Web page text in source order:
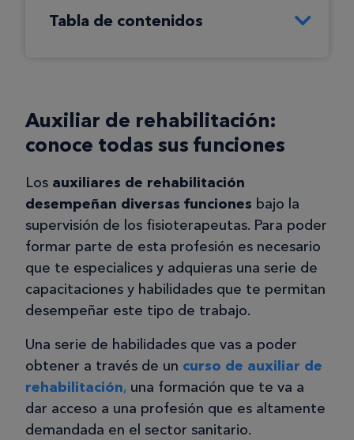
Tabla de contenidos
Auxiliar de rehabilitación:
conoce todas sus funciones
Los auxiliares de rehabilitación
desempeñan diversas funciones bajo la
supervisión de los fisioterapeutas. Para poder
formar parte de esta profesión es necesario
que te especialices y adquieras una serie de
capacitaciones y habilidades que te permitan
desempeñar este tipo de trabajo.
Una serie de habilidades que vas a poder
obtener a través de un curso de auxiliar de
rehabilitación, una formación que te va a
dar acceso a una profesión que es altamente
demandada en el sector sanitario.